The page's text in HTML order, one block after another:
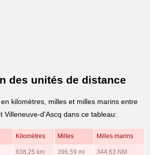
des unités de distance
kilomètres, milles et milles marins entre
Villeneuve-d'Ascq dans ce tableau:
Kilomètres Milles Milles marins
638,25 km 396,59 mi 344,63 NM